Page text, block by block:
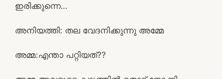
ഇരിക്കുന്നെ…
അനിയത്തി: തല വേദനിക്കുന്നു അമ്മേ
അമ്മ:എന്താ പറ്റിയത്??